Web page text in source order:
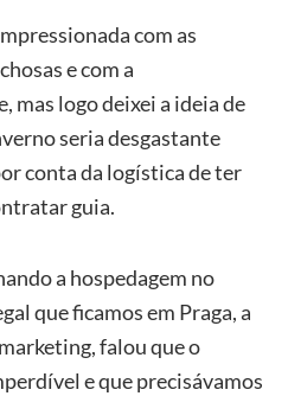
com as
e com a
mas logo deixei a ideia de
seria desgastante
conta da logística de ter
guia.
a hospedagem no
que ficamos em Praga, a
falou que o
e que precisávamos